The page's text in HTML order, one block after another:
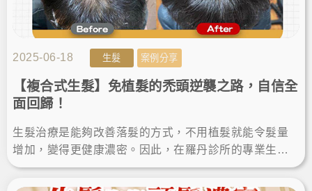
2025-06-18 生髮 案例分享
【複合式生髮】免植髮的禿頭逆襲之路，自信全
面回歸！
生髮治療是能夠改善落髮的方式，不用植髮就能令髮量
增加，變得更健康濃密。因此，在羅丹診所的專業生髮
幫助下，生髮效果日漸有感，終於輕鬆揮別禿頭，自信
跟著回歸！